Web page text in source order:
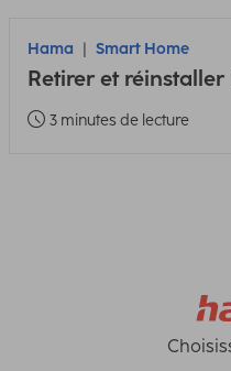
Hama Smart Home
Retirer et
3 minutes de lecture